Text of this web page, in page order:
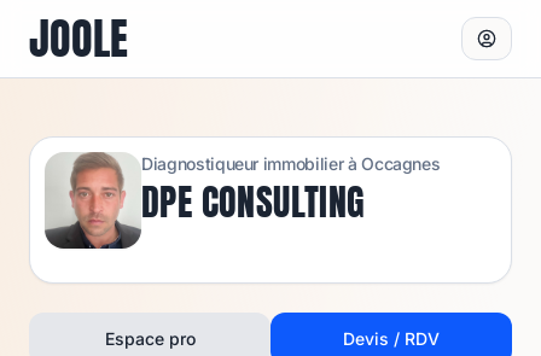
JOOLE
Diagnostiqueur immobilier àOccagnes
DPE CONSULTING
Espace pro Devis / RDV